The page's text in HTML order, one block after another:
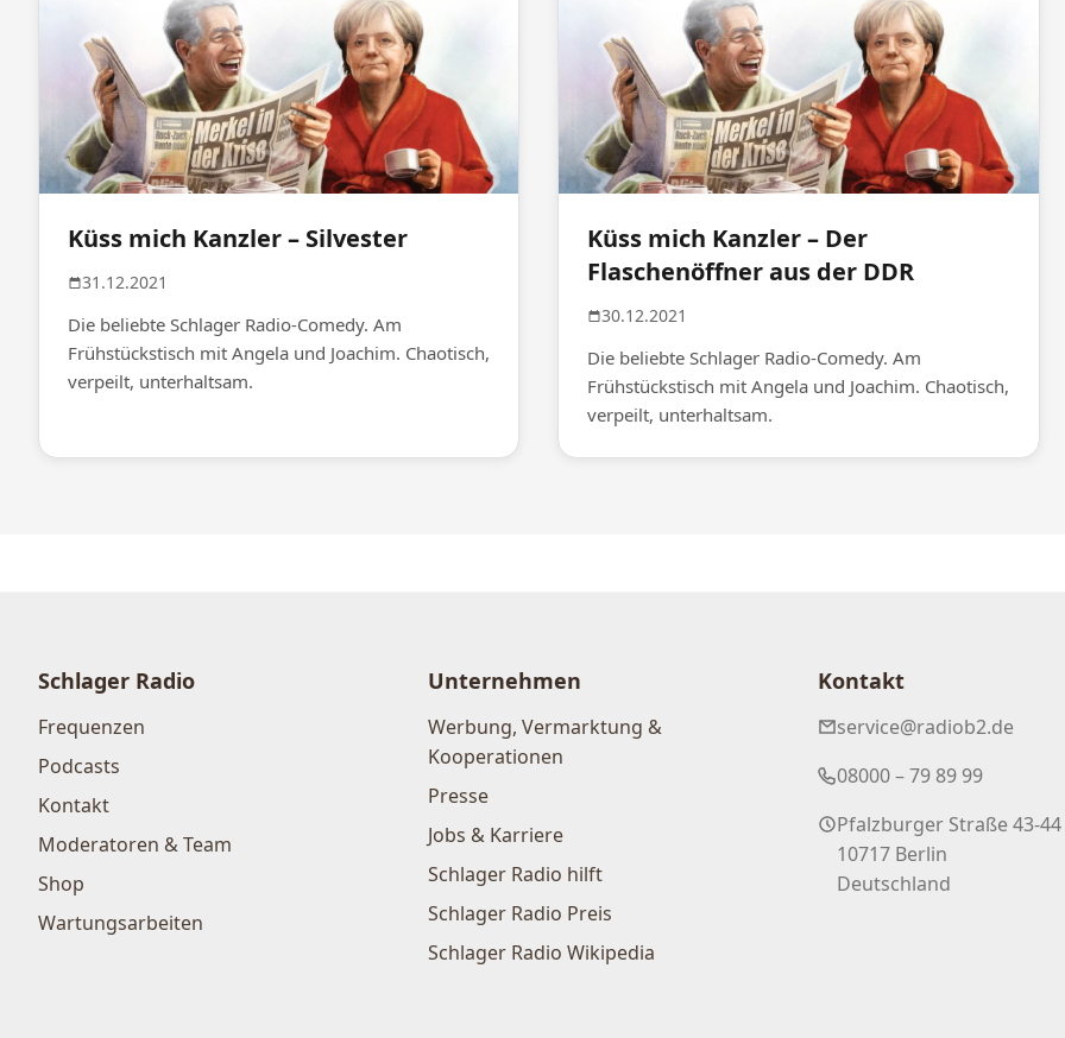
Küss mich Kanzler – Silvester
31.12.2021
Die beliebte Schlager Radio-Comedy. Am
Frühstückstisch mit Angela und Joachim. Chaotisch,
verpeilt, unterhaltsam.
Küss mich Kanzler – Der
Flaschenöffner aus der DDR
30.12.2021
Die beliebte Schlager Radio-Comedy. Am
Frühstückstisch mit Angela und Joachim. Chaotisch,
verpeilt, unterhaltsam.
Schlager Radio
Frequenzen
Podcasts
Kontakt
Moderatoren & Team
Shop
Wartungsarbeiten
Unternehmen
Werbung, Vermarktung &
Kooperationen
Presse
Jobs & Karriere
Schlager Radio hilft
Schlager Radio Preis
Schlager Radio Wikipedia
Kontakt
service@radiob2.de
08000 – 79 89 99
Pfalzburger Straße 43-44
10717 Berlin
Deutschland